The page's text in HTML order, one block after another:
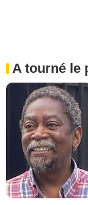
A tourné le